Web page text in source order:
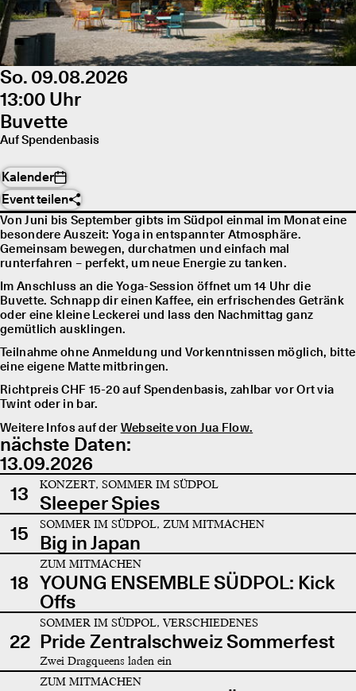
So. 09.08.2026
13:00 Uhr
Buvette
Auf Spendenbasis
Kalender
Event teilen
Von Juni bis September gibts im Südpol einmal im Monat eine
besondere Auszeit: Yoga in entspannter Atmosphäre.
Gemeinsam bewegen, durchatmen und einfach mal
runterfahren – perfekt, um neue Energie zu tanken.
Im Anschluss an die Yoga-Session öffnet um 14 Uhr die
Buvette. Schnapp dir einen Kaffee, ein erfrischendes Getränk
oder eine kleine Leckerei und lass den Nachmittag ganz
gemütlich ausklingen.
Teilnahme ohne Anmeldung und Vorkenntnissen möglich, bitte
eine eigene Matte mitbringen.
Richtpreis CHF 15-20 auf Spendenbasis, zahlbar vor Ort via
Twint oder in bar.
Weitere Infos auf der Webseite von Jua Flow.
nächste Daten:
13.09.2026
13
KONZERT, SOMMER IM SÜDPOL
Sleeper Spies
15
SOMMER IM SÜDPOL, ZUM MITMACHEN
Big in Japan
18
ZUM MITMACHEN
YOUNG ENSEMBLE SÜDPOL: Kick
Offs
22
SOMMER IM SÜDPOL, VERSCHIEDENES
Pride Zentralschweiz Sommerfest
Zwei Dragqueens laden ein
ZUM MITMACHEN